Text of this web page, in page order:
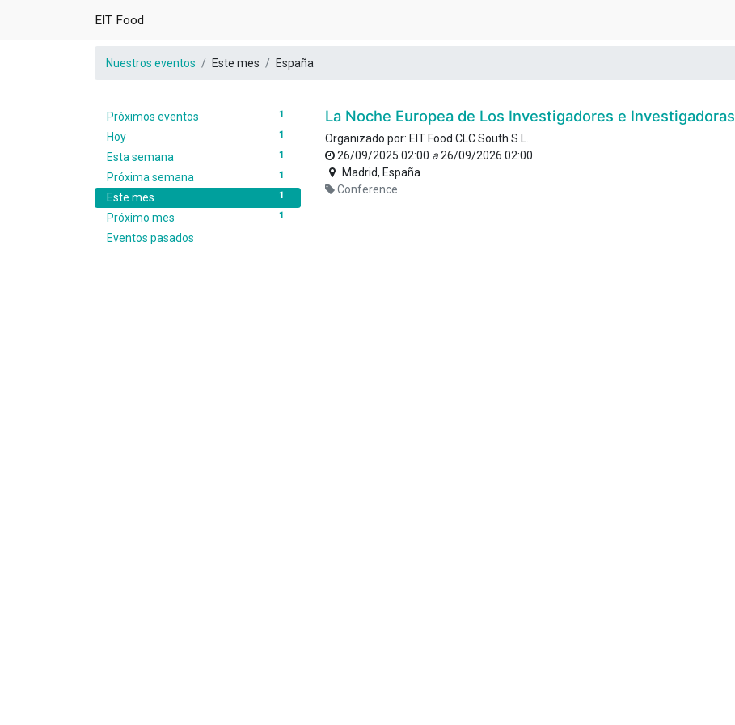
EIT Food
Nuestros eventos Este mes España
Próximos eventos 1
Hoy 1
Esta semana 1
Próxima semana 1
Este mes 1
Próximo mes 1
Eventos pasados
La Noche Europea de Los Investigadores e Investigadoras
Organizado por: EIT Food CLC South S.L.
26/09/2025 02:00 a26/09/2026 02:00
Madrid, España
Conference